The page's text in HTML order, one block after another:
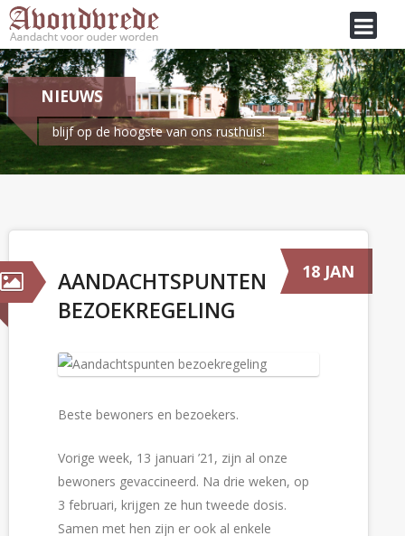
NIEUWS
blijf op de hoogste van ons rusthuis!
Aandachtspunten bezoekregeling
AANDACHTSPUNTEN
BEZOEKREGELING
18 JAN
Beste bewoners en bezoekers.
Vorige week, 13 januari ’21, zijn al onze
bewoners gevaccineerd. Na drie weken, op
3 februari, krijgen ze hun tweede dosis.
Samen met hen zijn er ook al enkele